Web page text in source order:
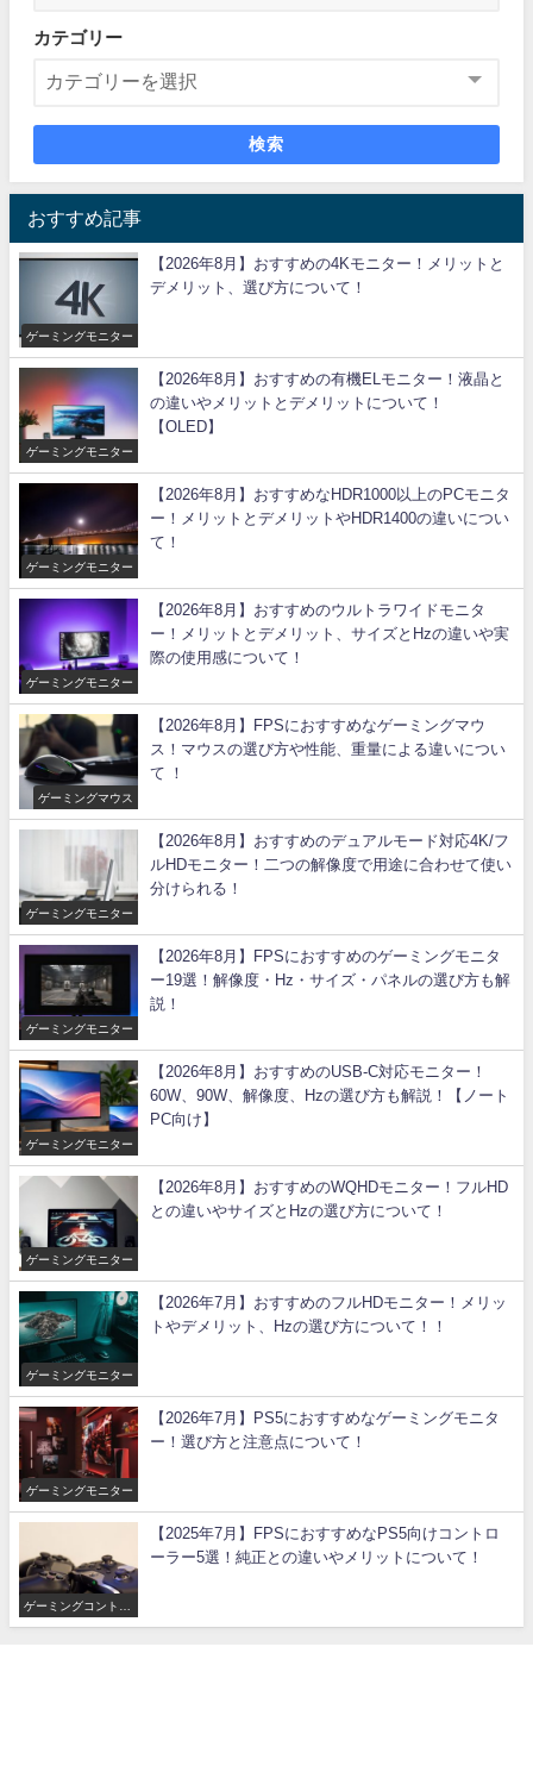
カテゴリー
検索
おすすめ記事
ゲーミングモニター
【2026年8月】おすすめの4Kモニター！メリットと
デメリット、選び方について！
ゲーミングモニター
【2026年8月】おすすめの有機ELモニター！液晶と
の違いやメリットとデメリットについて！
【OLED】
ゲーミングモニター
【2026年8月】おすすめなHDR1000以上のPCモニタ
ー！メリットとデメリットやHDR1400の違いについ
て！
ゲーミングモニター
【2026年8月】おすすめのウルトラワイドモニタ
ー！メリットとデメリット、サイズとHzの違いや実
際の使用感について！
ゲーミングマウス
【2026年8月】FPSにおすすめなゲーミングマウ
ス！マウスの選び方や性能、重量による違いについ
て ！
ゲーミングモニター
【2026年8月】おすすめのデュアルモード対応4K/フ
ルHDモニター！二つの解像度で用途に合わせて使い
分けられる！
ゲーミングモニター
【2026年8月】FPSにおすすめのゲーミングモニタ
ー19選！解像度・Hz・サイズ・パネルの選び方も解
説！
ゲーミングモニター
【2026年8月】おすすめのUSB-C対応モニター！
60W、90W、解像度、Hzの選び方も解説！【ノート
PC向け】
ゲーミングモニター
【2026年8月】おすすめのWQHDモニター！フルHD
との違いやサイズとHzの選び方について！
ゲーミングモニター
【2026年7月】おすすめのフルHDモニター！メリッ
トやデメリット、Hzの選び方について！！
ゲーミングモニター
【2026年7月】PS5におすすめなゲーミングモニタ
ー！選び方と注意点について！
ゲーミングコントロ
ーラー
【2025年7月】FPSにおすすめなPS5向けコントロ
ーラー5選！純正との違いやメリットについて！